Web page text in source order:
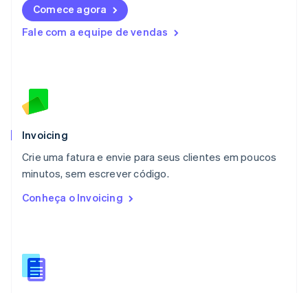
Comece agora
Fale com a equipe de vendas
Invoicing
Crie uma fatura e envie para seus clientes em poucos
minutos, sem escrever código.
Conheça o Invoicing
English
Luxemburgo
FrançaisDeutschEnglish
English
México
Noruega
English
Nova Zelândia
English
NederlandsEnglish
Português
RAE de Hong Kong, China